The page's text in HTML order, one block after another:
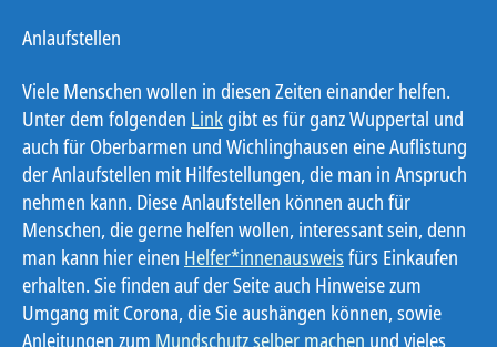
Anlaufstellen
Viele Menschen wollen in diesen Zeiten einander helfen.
Unter dem folgenden Linkgibt es für ganz Wuppertal und
auch für Oberbarmen und Wichlinghausen eine Auflistung
der Anlaufstellen mit Hilfestellungen, die man in Anspruch
nehmen kann. Diese Anlaufstellen können auch für
Menschen, die gerne helfen wollen, interessant sein, denn
man kann hier einen Helfer*innenausweisfürs Einkaufen
erhalten. Sie finden auf der Seite auch Hinweise zum
Umgang mit Corona, die Sie aushängen können, sowie
Anleitungen zum Mundschutz selber machen und vieles